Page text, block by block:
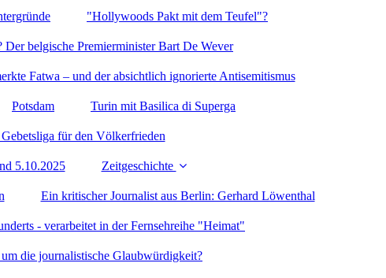
"Hollywoods Pakt mit dem Teufel"?
belgische Premierminister Bart De Wever
Fatwa – und der absichtlich ignorierte Antisemitismus
Potsdam Turin mit Basilica di Superga
für den Völkerfrieden
5.10.2025 Zeitgeschichte
Ein kritischer Journalist aus Berlin: Gerhard Löwenthal
- verarbeitet in der Fernsehreihe "Heimat"
um die journalistische Glaubwürdigkeit?